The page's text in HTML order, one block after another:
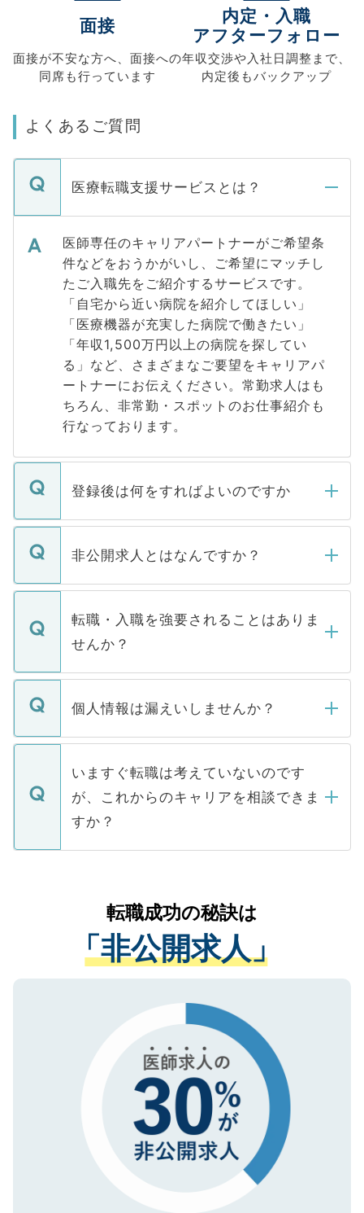
面接
面接が不安な方へ、 面接への
同席も行っています
内定・入職
アフターフォロー
年収交渉や入社日調整まで、
内定後もバックアップ
よくあるご質問
医療転職支援サービスとは？
医師専任のキャリアパートナーがご希望条
件などをおうかがいし、ご希望にマッチし
たご入職先をご紹介するサービスです。
「自宅から近い病院を紹介してほしい」
「医療機器が充実した病院で働きたい」
「年収1,500万円以上の病院を探してい
る」など、さまざまなご要望をキャリアパ
ートナーにお伝えください。常勤求人はも
ちろん、非常勤・スポットのお仕事紹介も
行なっております。
登録後は何をすればよいのですか
ご登録いただきましたら、弊社担当者がご
登録内容を確認し、その後メールもしくは
ます。通常、5営業日以内にはご連絡をせて
いただきますので、しばらくお待ちくださ
非公開求人とはなんですか？
マイナビDOCTORで取り扱っている求人の
うち約3割は、Webサイトからご覧いただ
けない「非公開求人」です。非公開求人は
下記の理由によって、一般には公開してい
ません。
■応募殺到を避けるため 人気のある医療機
関を公にしてしまうと、応募が殺到する場
に、医療機関が求める条件に合った人材の
みを人材紹介会社に依頼するケースが増え
ています。
転職・入職を強要されることはありま
せんか？
転職・入職を強要することは一切ありませ
ん。また、仮に応募先から内定をいただい
定を承諾する必要はありません。内定先へ
の辞退の連絡はキャリアパートナーが行い
個人情報は漏えいしませんか？
個人情報が漏えいすることはありませんの
で、ご安心ください。当サイトからの登録
などで収集したご登録者様の個人情報は、
ご本人のキャリアアップおよび転職活動の
支援を目的に使用いたします。お預かりし
ているすべての個人データはご本人の許可
は、個人情報の取り扱いについての厳密な
管理基準を満たした事業者のみに付与され
る、プライバシーマークを取得済みです。
で、機密保持に関してもご安心ください。
いますぐ転職は考えていないのです
が、これからのキャリアを相談できま
すか？
かがいして、現在の医療機関の状況や紹介
経験をまじえながら、適切なアドバイスを
させていただきます。すぐにご転職をされ
ない方には、長期的なサポートが可能です
ので、まずはご登録ください。
転職成功の秘訣は
「非公開求人」